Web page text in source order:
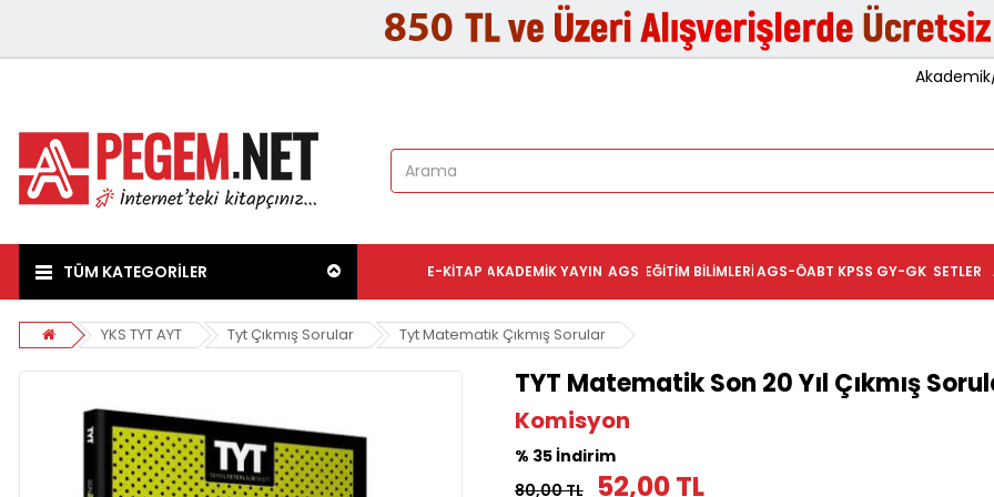
TÜM KATEGORİLER SETLER
KPSS GY-GK
AGS-ÖABT
EĞITIM BILIMLERI
AGS
AKADEMIK YAYIN
E-KITAP
YKS TYT AYT Tyt Çıkmış Sorular Tyt Matematik Çıkmış Sorular
TYT Matematik Son 20 Yıl Çıkmış
Komisyon
% 35 İndirim
80,00 TL
52,00 TL